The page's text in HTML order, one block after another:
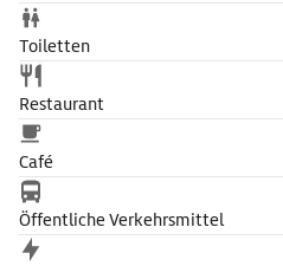
Toiletten
Restaurant
Café
Öffentliche Verkehrsmittel